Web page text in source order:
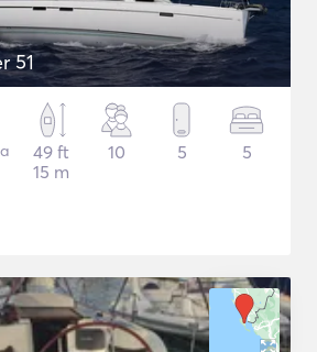
51
49 ft
15 m
10 5 5